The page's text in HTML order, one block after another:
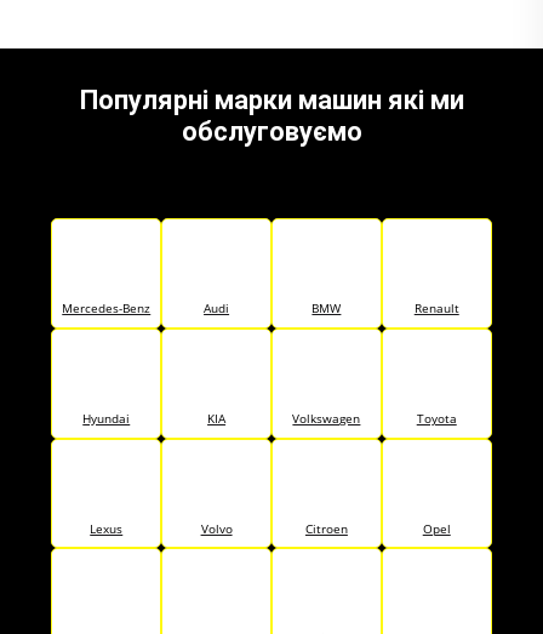
Популярні марки машин які ми
обслуговуємо
Mercedes-Benz Audi BMW Renault
Hyundai KIA Volkswagen Toyota
Lexus Volvo Citroen Opel